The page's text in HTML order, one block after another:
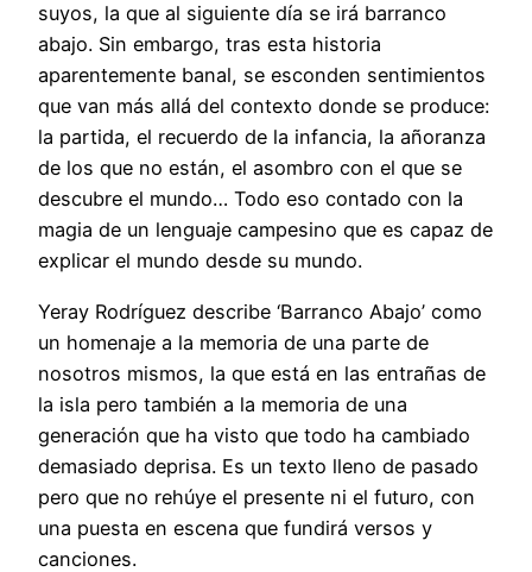
suyos, la que al siguiente día se irá barranco
abajo. Sin embargo, tras esta historia
aparentemente banal, se esconden sentimientos
que van más allá del contexto donde se produce:
la partida, el recuerdo de la infancia, la añoranza
de los que no están, el asombro con el que se
descubre el mundo… Todo eso contado con la
magia de un lenguaje campesino que es capaz de
explicar el mundo desde su mundo.
Yeray Rodríguez describe ‘Barranco Abajo’ como
un homenaje a la memoria de una parte de
nosotros mismos, la que está en las entrañas de
la isla pero también a la memoria de una
generación que ha visto que todo ha cambiado
demasiado deprisa. Es un texto lleno de pasado
pero que no rehúye el presente ni el futuro, con
una puesta en escena que fundirá versos y
canciones.